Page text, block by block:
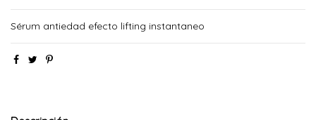
Sérum antiedad efecto lifting instantaneo